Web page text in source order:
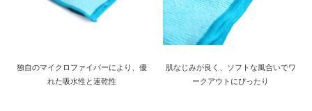
独自のマイクロファイバーにより、優
れた吸水性と速乾性
肌なじみが良く、ソフトな風合いでワ
ークアウトにぴったり